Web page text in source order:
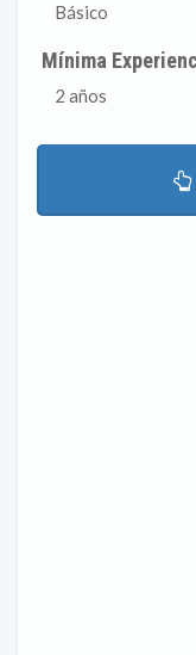
Básico
Mínima
2 años